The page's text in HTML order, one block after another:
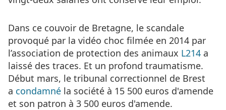
Dans ce couvoir de Bretagne, le scandale
provoqué par la vidéo choc filmée en 2014 par
l’association de protection des animaux L214 a
laissé des traces. Et un profond traumatisme.
Début mars, le tribunal correctionnel de Brest
a condamné la société à 15 500 euros d'amende
et son patron à 3 500 euros d'amende.